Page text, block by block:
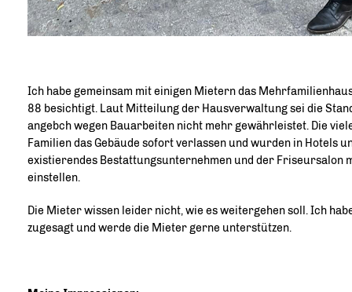
Ich habe gemeinsam mit einigen Mietern das
88 besichtigt. Laut Mitteilung der Hausverwaltung sei die
angebch wegen Bauarbeiten nicht mehr gewährleistet. Die
Familien das Gebäude sofort verlassen und wurden in Hotels
existierendes Bestattungsunternehmen und der Friseursalon
einstellen.
Die Mieter wissen leider nicht, wie es weitergehen soll. Ich
zugesagt und werde die Mieter gerne unterstützen.